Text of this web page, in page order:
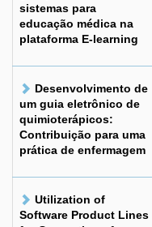
sistemas para
educação médica na
plataforma E-learning
Desenvolvimento de
um guia eletrônico de
quimioterápicos:
Contribuição para uma
prática de enfermagem
Utilization of
Software Product Lines